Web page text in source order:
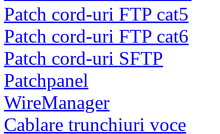
Patch cord-uri FTP cat5
Patch cord-uri FTP cat6
Patch cord-uri SFTP
Patchpanel
WireManager
Cablare trunchiuri voce